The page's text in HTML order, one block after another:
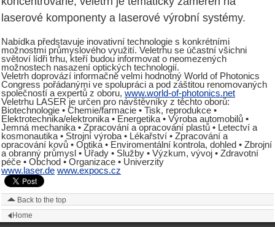
laserové komponenty a laserové výrobní systémy.
Nabídka představuje inovativní technologie s konkrétními
možnostmi průmyslového využití. Veletrhu se účastní všichni
světoví lídři trhu, kteří budou informovat o neomezených
možnostech nasazení optických technologií.
Veletrh doprovází informačně velmi hodnotný World of Photonics
Congress pořádanými ve spolupráci a pod záštitou renomovaných
společností a expertů z oboru, www.world-of-photonics.net
Veletrhu LASER je určen pro návštěvníky z těchto oborů:
Biotechnologie • Chemie/farmacie • Tisk, reprodukce •
Elektrotechnika/elektronika • Energetika • Výroba automobilů •
Jemná mechanika • Zpracování a opracování plastů • Letectví a
kosmonautika • Strojní výroba • Lékařství • Zpracování a
opracování kovů • Optika • Enviromentální kontrola, dohled • Zbrojní
a obranný průmysl • Úřady • Služby • Výzkum, vývoj • Zdravotní
péče • Obchod • Organizace • Univerzity
www.laser.de www.expocs.cz
Back to the top
Home